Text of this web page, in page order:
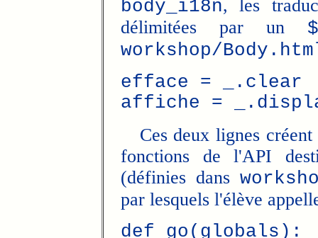
body_i18n, les
délimitées par un $
workshop/
efface = _.clear
affiche =
Ces deux lignes créent
fonctions de l'API
(définies dans
par lesquels l'élève
def go(globals):